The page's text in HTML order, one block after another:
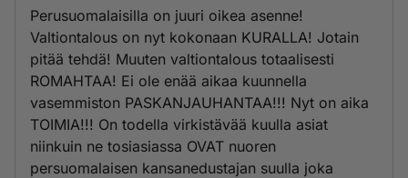
Perusuomalaisilla on juuri oikea asenne!
Valtiontalous on nyt kokonaan KURALLA! Jotain
pitää tehdä! Muuten valtiontalous totaalisesti
ROMAHTAA! Ei ole enää aikaa kuunnella
vasemmiston PASKANJAUHANTAA!!! Nyt on aika
TOIMIA!!! On todella virkistävää kuulla asiat
niinkuin ne tosiasiassa OVAT nuoren
persuomalaisen kansanedustajan suulla joka